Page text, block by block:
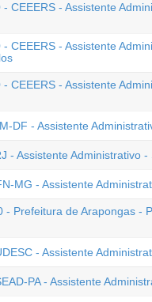
CEEERS - Assistente
CEEERS - Assistente
CEEERS - Assistente
DF - Assistente
- Assistente Administrativo -
MG - Assistente
- Prefeitura de Arapongas -
- Assistente
PA - Assistente